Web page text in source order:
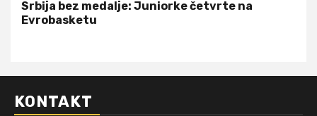
Srbija bez medalje: Juniorke četvrte na
Evrobasketu
KONTAKT